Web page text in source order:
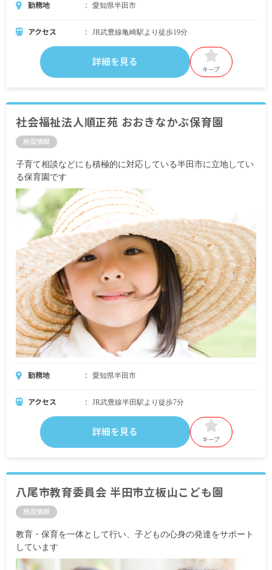
勤務地 愛知県半田市
アクセス JR武豊線亀崎駅より徒歩19分
詳細を見る
キープ
社会福祉法人順正苑 おおきなかぶ保育園
施設情報
子育て相談などにも積極的に対応している半田市に立地してい
る保育園です
勤務地 愛知県半田市
アクセス JR武豊線半田駅より徒歩7分
詳細を見る
キープ
八尾市教育委員会 半田市立板山こども園
施設情報
教育・保育を一体として行い、子どもの心身の発達をサポート
しています